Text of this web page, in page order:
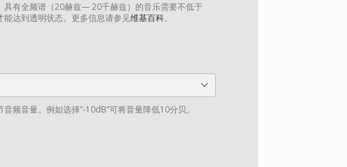
具有全频谱（20赫兹— 20千赫兹）的音乐需要不低于
能达到透明状态。更多信息请参见维基百科。
频音量。例如选择“-10dB”可将音量降低10分贝。